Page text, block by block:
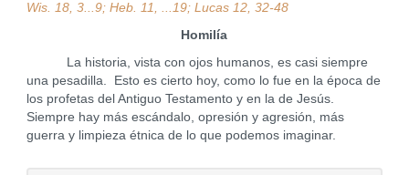
Wis. 18, 3...9; Heb. 11, ...19; Lucas 12, 32-48
Homilía
La historia, vista con ojos humanos, es casi siempre
una pesadilla. Esto es cierto hoy, como lo fue en la época de
los profetas del Antiguo Testamento y en la de Jesús.
Siempre hay más escándalo, opresión y agresión, más
guerra y limpieza étnica de lo que podemos imaginar.